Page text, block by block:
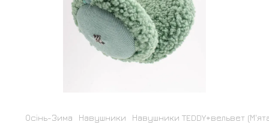
Осінь-Зима Навушники Навушники TEDDY+вельвет